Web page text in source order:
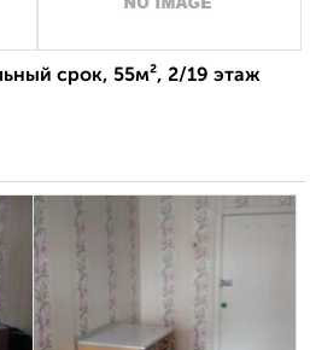
срок, 55м², 2/19 этаж